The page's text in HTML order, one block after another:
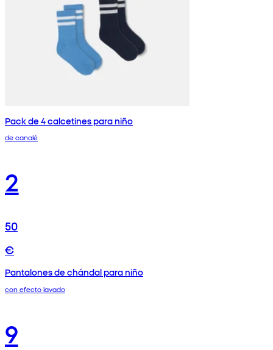
Pack de 4 calcetines para niño
de canalé
2
50
€
Pantalones de chándal para niño
con efecto lavado
9